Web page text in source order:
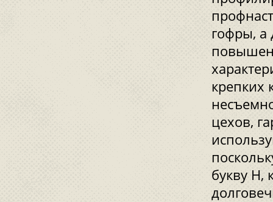
гофры, а
крепких
цехов,
букву Н,